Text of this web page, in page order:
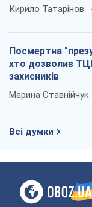
Кирило Татарінов
Посмертна
хто дозволив
захисників
Марина Ставнійчук
Всі думки